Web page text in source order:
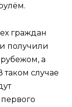
граждан
получили
а
таком случае